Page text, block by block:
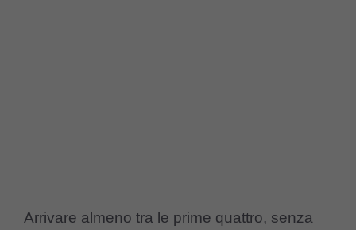
Arrivare almeno tra le prime quattro, senza